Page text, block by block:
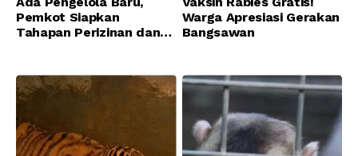
Pemkot Siapkan
Tahapan Perizinan dan
Warga Apresiasi Gerakan
Bangsawan